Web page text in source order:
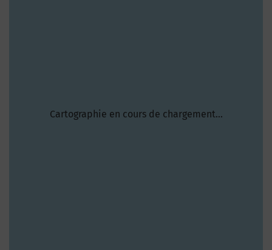
Cartographie en cours de chargement...